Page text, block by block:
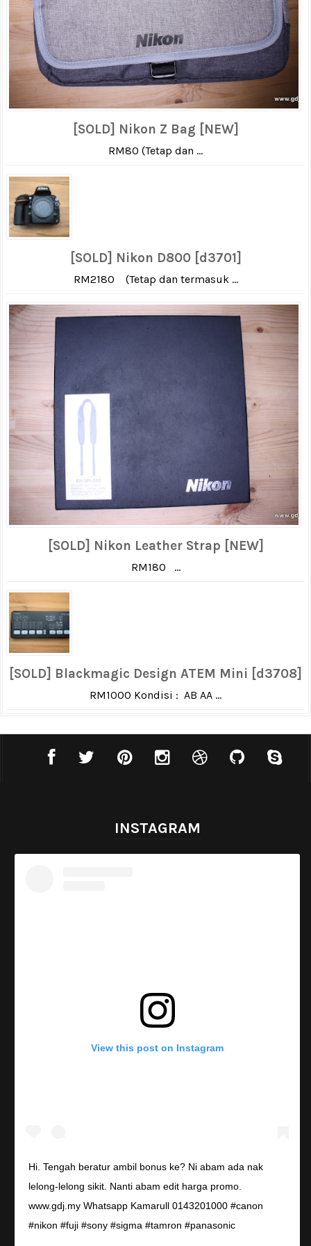
[SOLD] Nikon Z Bag [NEW]
RM80 (Tetap dan ...
[SOLD] Nikon D800 [d3701]
RM2180 (Tetap dan termasuk ...
[SOLD] Nikon Leather Strap [NEW]
RM180 ...
[SOLD] Blackmagic Design ATEM Mini [d3708]
RM1000 Kondisi : AB AA ...
INSTAGRAM
View this post on Instagram
Hi. Tengah beratur ambil bonus ke? Ni abam ada nak
lelong-lelong sikit. Nanti abam edit harga promo.
www.gdj.my Whatsapp Kamarull 0143201000 #canon
#nikon #fuji #sony #sigma #tamron #panasonic